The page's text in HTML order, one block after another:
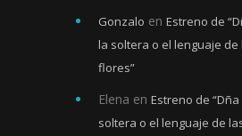
Gonzalo en Estreno de
la soltera o el lenguaje de
flores”
Elena en Estreno de
soltera o el lenguaje de